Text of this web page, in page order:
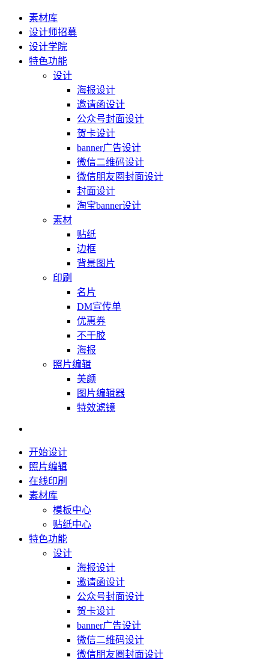
素材库
设计师招募
设计学院
特色功能
设计
海报设计
邀请函设计
公众号封面设计
贺卡设计
banner广告设计
微信二维码设计
微信朋友圈封面设计
封面设计
淘宝banner设计
素材
贴纸
边框
背景图片
印刷
名片
DM宣传单
优惠券
不干胶
海报
照片编辑
美颜
图片编辑器
特效滤镜
开始设计
照片编辑
在线印刷
素材库
模板中心
贴纸中心
特色功能
设计
海报设计
邀请函设计
公众号封面设计
贺卡设计
banner广告设计
微信二维码设计
微信朋友圈封面设计